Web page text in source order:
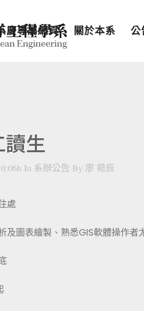
慶專屬網頁 關於本系 公
讀生
In 系辦公告 By 廖 菀辰
處
及圖表繪製、熟悉GIS軟體操作者